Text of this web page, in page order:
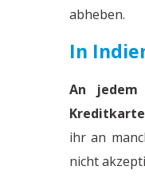
abheben.
In
An jedem
ihr an
nicht